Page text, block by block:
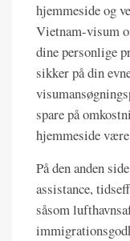
hjemmeside og
Vietnam-visum
dine personlige
sikker på din
spare på
hjemmeside
På den anden
assistance,
såsom